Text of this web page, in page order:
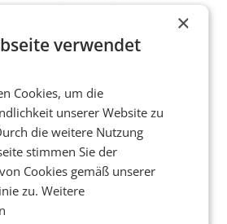
werden.“ Auch Germanos
medianet Verlag zeigt sich
Fleiß, harte Arbeit,
und Kompetenz – genau das
Dem wollen wir auch mit
Awards Rechnung tragen und
Betriebe damit
Videos
×
verwendet
Cookies, um die
unserer Website zu
die weitere Nutzung
stimmen Sie der
Cookies gemäß unserer
zu.Weitere